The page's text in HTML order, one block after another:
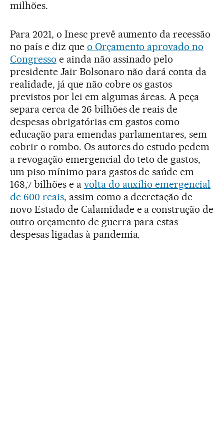
milhões.
Para 2021, o Inesc prevê aumento da recessão
no país e diz que o Orçamento aprovado no
Congresso e ainda não assinado pelo
presidente Jair Bolsonaro não dará conta da
realidade, já que não cobre os gastos
previstos por lei em algumas áreas. A peça
separa cerca de 26 bilhões de reais de
despesas obrigatórias em gastos como
educação para emendas parlamentares, sem
cobrir o rombo. Os autores do estudo pedem
a revogação emergencial do teto de gastos,
um piso mínimo para gastos de saúde em
168,7 bilhões e a volta do auxílio emergencial
de 600 reais, assim como a decretação de
novo Estado de Calamidade e a construção de
outro orçamento de guerra para estas
despesas ligadas à pandemia.